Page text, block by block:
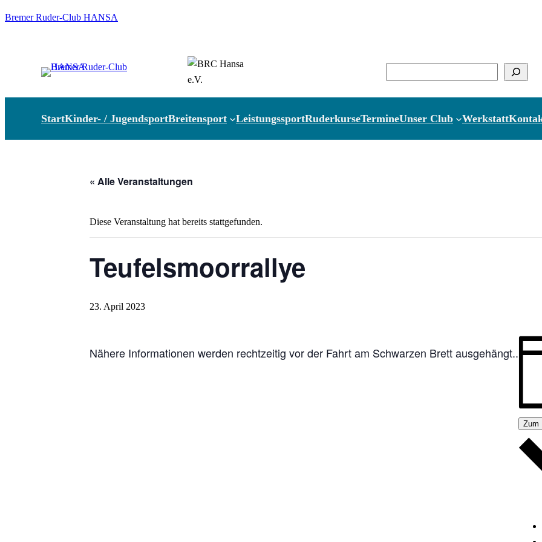
Bremer Ruder-Club HANSA
StartKinder- / JugendsportBreitensport LeistungssportRuderkurseTermineUnser Club Werkstatt
« Alle Veranstaltungen
Diese Veranstaltung hat bereits stattgefunden.
Teufelsmoorrallye
23. April 2023
Nähere Informationen werden rechtzeitig vor der Fahrt am Schwarzen Brett ausgehängt..
Zum